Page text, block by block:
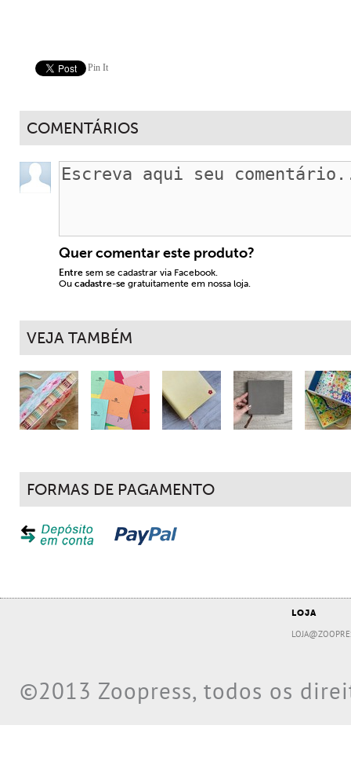
Pin It
COMENTÁRIOS
Quer comentar este produto?
Entre sem se cadastrar via Facebook.
Ou cadastre-se gratuitamente em nossa loja.
VEJA TAMBÉM
FORMAS DE PAGAMENTO
LOJA
©2013 Zoopress, todos os